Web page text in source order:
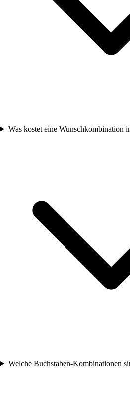
Was kostet eine Wunschkombination
Welche Buchstaben-Kombinationen